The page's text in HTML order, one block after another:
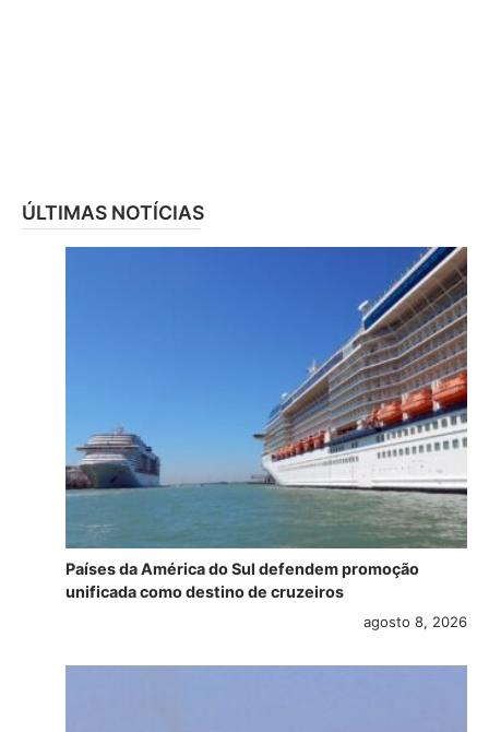
ÚLTIMAS NOTÍCIAS
Países da América do Sul defendem promoção
unificada como destino de cruzeiros
agosto 8, 2026